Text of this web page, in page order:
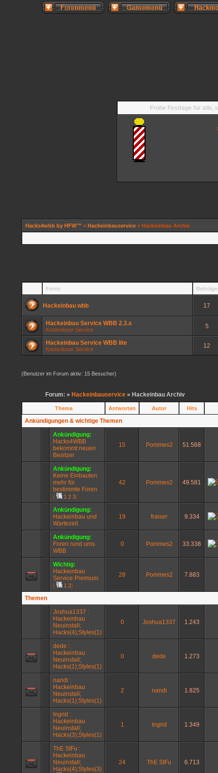
Frohe Festtage für alle,
Hacks4wbb by HFW™ » Hackeinbauservice » Hackeinbau Archiv
Foren Beiträge
Hackeinbau wbb 17
Hackeinbau Service WBB 2.3.x
Kostenloser Service 5
Hackeinbau Service WBB lite
Kostenloser Service 12
(Benutzer im Forum aktiv: 15 Besucher)
Forum: » Hackeinbauservice » Hackeinbau Archiv
Thema Antworten Autor Hits
Ankündigungen & wichtige Themen
Ankündigung:
Hacks4WBB
bekommt neuen
Besitzer
15 Pommes2 51.568
Ankündigung:
Keine Einbauten
mehr für
bestimmte Foren
( 1 2 3)
42 Pommes2 49.581
Ankündigung:
Hackeinbau und
Wartezeit
19 fraiser 9.334
Ankündigung:
Foren rund ums
WBB
0 Pommes2 33.338
Wichtig:
Hackeinbau
Service Premium
( 1 2)
28 Pommes2 7.883
Themen
Joshua1337 :
Hackeinbau
Neuinstall;
Hacks(4);Styles(1)
0 Joshua1337 1.243
dede :
Hackeinbau
Neuinstall;
Hacks(1);Styles(1)
0 dede 1.273
nandi :
Hackeinbau
Neuinstall;
Hacks(1);Styles(1)
2 nandi 1.825
Ingrid :
Hackeinbau
Neuinstall;
Hacks(3);Styles(1)
1 Ingrid 1.349
ThE StFu :
Hackeinbau
Neuinstall;
Hacks(4);Styles(3)
24 ThE StFu 6.713